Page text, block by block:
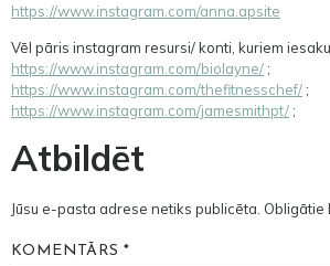
https://www.instagram.com/anna.apsite
Vēl pāris instagram resursi/ konti, kuriem
https://www.instagram.com/biolayne/ ;
https://www.instagram.com/thefitnesschef/ ;
https://www.instagram.com/jamesmithpt/ ;
Atbildēt
Jūsu e-pasta adrese netiks publicēta. Obligātie
KOMENTĀRS*